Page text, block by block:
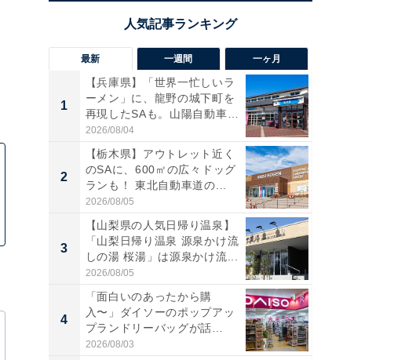
最新 一週間 一ヶ月
1
【兵庫県】「世界一忙しいラ
ーメン」に、龍野の城下町を
再現したSAも。山陽自動車
道...
2026/08/04
2
【栃木県】アウトレット近く
のSAに、600㎡の広々ドッグ
ランも！ 東北自動車道の...
2026/08/05
3
【山梨県の人気日帰り温泉】
「山梨日帰り温泉 源泉かけ流
しの湯 桜湯」は源泉かけ流...
2026/08/05
4
「面白いのあったから購
入〜」ダイソーのポップアッ
プランドリーバッグが話
題。“さま...
2026/08/03